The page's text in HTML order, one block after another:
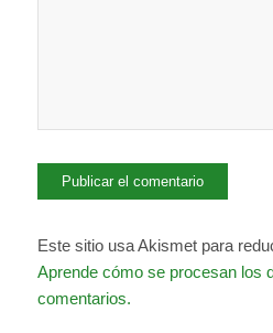
Este sitio usa Akismet para
Aprende cómo se procesan los
comentarios.